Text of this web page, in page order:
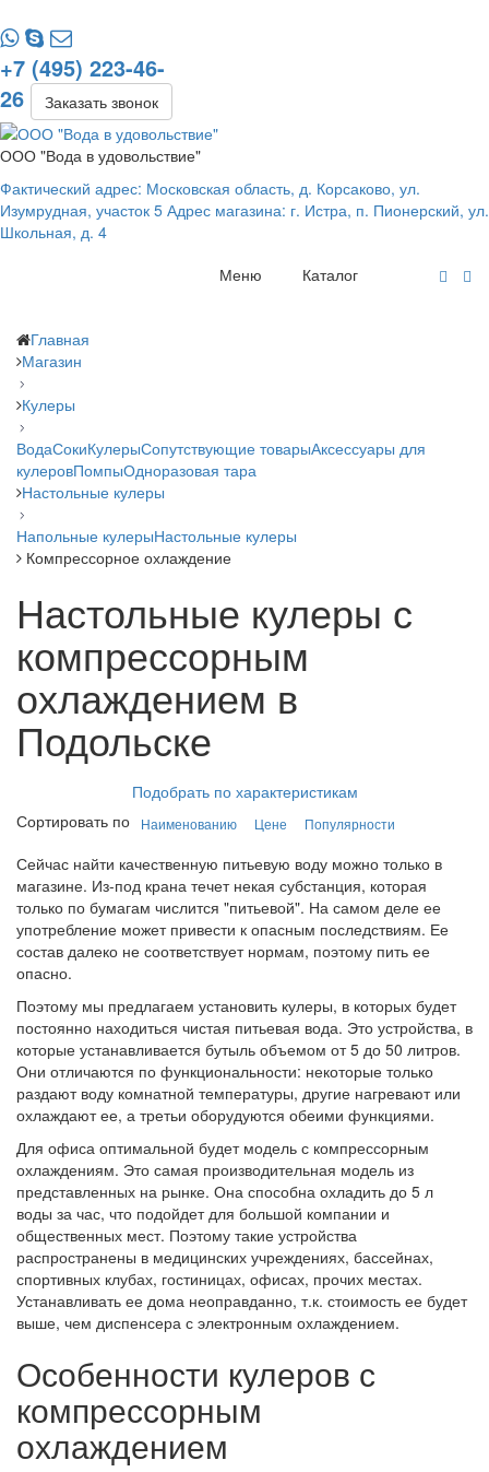
+7 (495) 223-46-
26
Заказать звонок
ООО "Вода в удовольствие"
Фактический адрес: Московская область, д. Корсаково, ул.
Изумрудная, участок 5 Адрес магазина: г. Истра, п. Пионерский, ул.
Школьная, д. 4
Каталог
Меню
Главная
Магазин
Кулеры
ВодаСокиКулерыСопутствующие товарыАксессуары для
кулеровПомпыОдноразовая тара
Настольные кулеры
Напольные кулерыНастольные кулеры
Компрессорное охлаждение
Настольные кулеры с
компрессорным
охлаждением в
Подольске
Подобрать по характеристикам
Сортировать по
Наименованию Цене Популярности
Сейчас найти качественную питьевую воду можно только в
магазине. Из-под крана течет некая субстанция, которая
только по бумагам числится "питьевой". На самом деле ее
употребление может привести к опасным последствиям. Ее
состав далеко не соответствует нормам, поэтому пить ее
опасно.
Поэтому мы предлагаем установить кулеры, в которых будет
постоянно находиться чистая питьевая вода. Это устройства, в
которые устанавливается бутыль объемом от 5 до 50 литров.
Они отличаются по функциональности: некоторые только
раздают воду комнатной температуры, другие нагревают или
охлаждают ее, а третьи оборудуются обеими функциями.
Для офиса оптимальной будет модель с компрессорным
охлаждениям. Это самая производительная модель из
представленных на рынке. Она способна охладить до 5 л
воды за час, что подойдет для большой компании и
общественных мест. Поэтому такие устройства
распространены в медицинских учреждениях, бассейнах,
спортивных клубах, гостиницах, офисах, прочих местах.
Устанавливать ее дома неоправданно, т.к. стоимость ее будет
выше, чем диспенсера с электронным охлаждением.
Особенности кулеров с
компрессорным
охлаждением